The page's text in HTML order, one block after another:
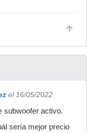
el 16/05/2022
subwoofer activo.
sería mejor precio